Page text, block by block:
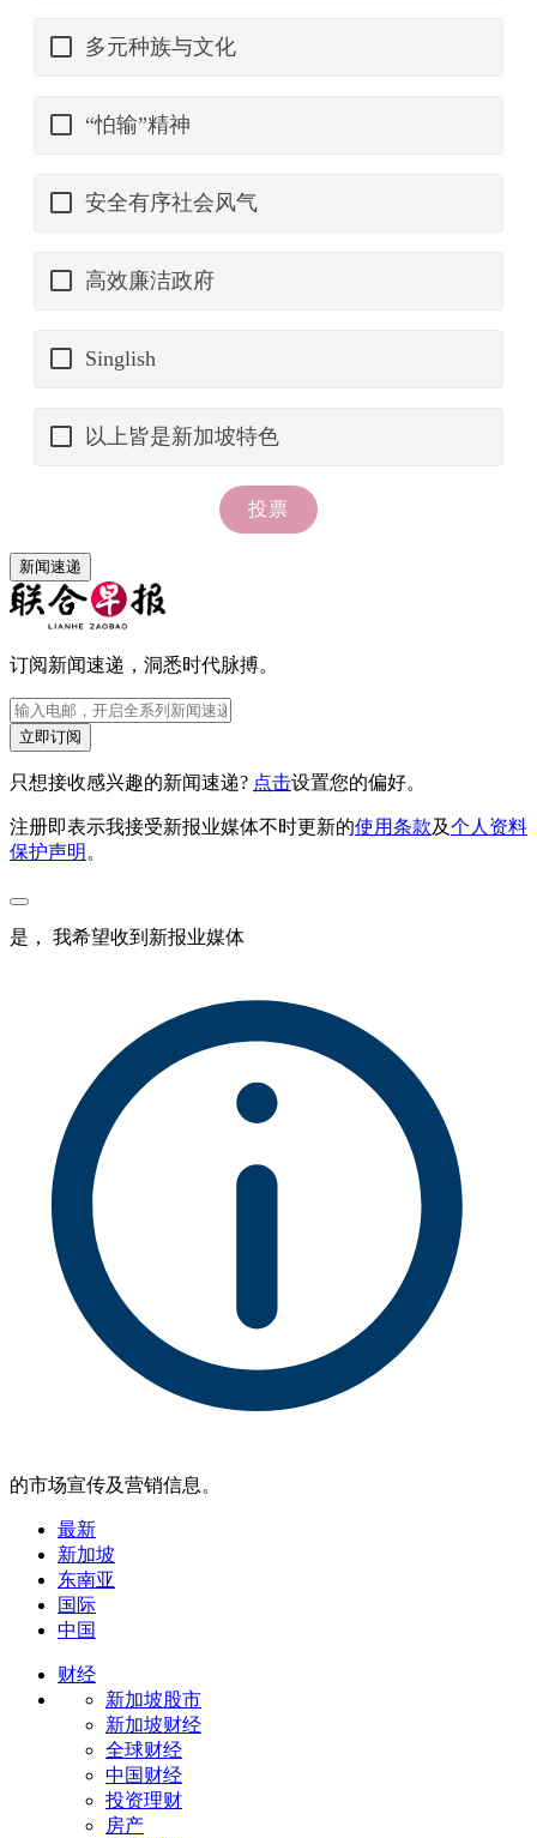
新闻速递
订阅新闻速递，洞悉时代脉搏。
立即订阅
只想接收感兴趣的新闻速递? 点击设置您的偏好。
注册即表示我接受新报业媒体不时更新的使用条款及个人资料
保护声明 。
是， 我希望收到新报业媒体
的市场宣传及营销信息。
最新
新加坡
东南亚
国际
中国
财经
新加坡股市
新加坡财经
全球财经
中国财经
投资理财
房产